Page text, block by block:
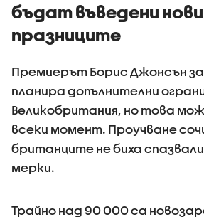
бъдат въведени
празниците
Премиерът Борис Джонсън
планира допълнителни
Великобритания, но това
всеки момент. Проучване
британците не биха
мерки.
Трайно над 90 000 са